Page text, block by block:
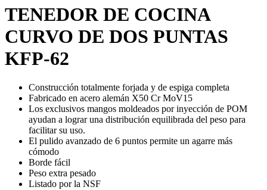
TENEDOR DE COCINA
CURVO DE DOS PUNTAS
KFP-62
Construcción totalmente forjada y de espiga completa
Fabricado en acero alemán X50 Cr MoV15
Los exclusivos mangos moldeados por inyección de POM
ayudan a lograr una distribución equilibrada del peso para
facilitar su uso.
El pulido avanzado de 6 puntos permite un agarre más
cómodo
Borde fácil
Peso extra pesado
Listado por la NSF